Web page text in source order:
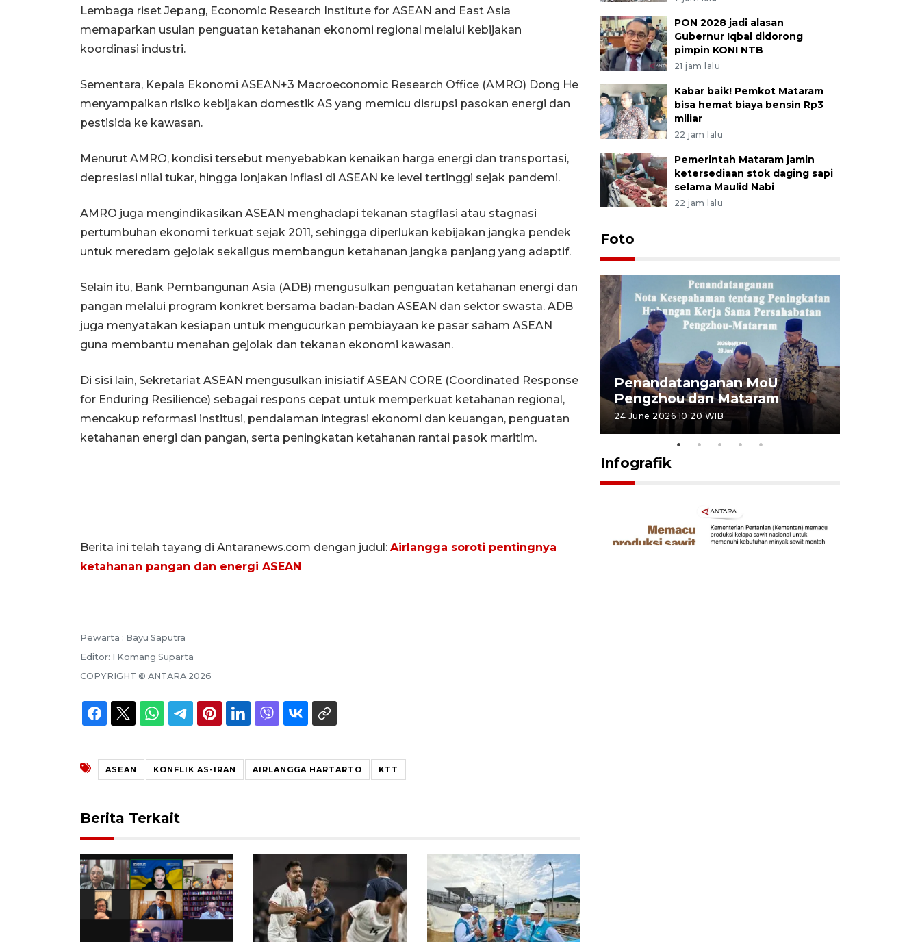
Lembaga riset Jepang, Economic Research Institute for ASEAN and East Asia
memaparkan usulan penguatan ketahanan ekonomi regional melalui kebijakan
koordinasi industri.
Sementara, Kepala Ekonomi ASEAN+3 Macroeconomic Research Office (AMRO) Dong He
menyampaikan risiko kebijakan domestik AS yang memicu disrupsi pasokan energi dan
pestisida ke kawasan.
Menurut AMRO, kondisi tersebut menyebabkan kenaikan harga energi dan transportasi,
depresiasi nilai tukar, hingga lonjakan inflasi di ASEAN ke level tertinggi sejak pandemi.
AMRO juga mengindikasikan ASEAN menghadapi tekanan stagflasi atau stagnasi
pertumbuhan ekonomi terkuat sejak 2011, sehingga diperlukan kebijakan jangka pendek
untuk meredam gejolak sekaligus membangun ketahanan jangka panjang yang adaptif.
Selain itu, Bank Pembangunan Asia (ADB) mengusulkan penguatan ketahanan energi dan
pangan melalui program konkret bersama badan-badan ASEAN dan sektor swasta. ADB
juga menyatakan kesiapan untuk mengucurkan pembiayaan ke pasar saham ASEAN
guna membantu menahan gejolak dan tekanan ekonomi kawasan.
Di sisi lain, Sekretariat ASEAN mengusulkan inisiatif ASEAN CORE (Coordinated Response
for Enduring Resilience) sebagai respons cepat untuk memperkuat ketahanan regional,
mencakup reformasi institusi, pendalaman integrasi ekonomi dan keuangan, penguatan
ketahanan energi dan pangan, serta peningkatan ketahanan rantai pasok maritim.
Berita ini telah tayang di Antaranews.com dengan judul: Airlangga soroti pentingnya
ketahanan pangan dan energi ASEAN
Pewarta : Bayu Saputra
Editor: I Komang Suparta
COPYRIGHT © ANTARA 2026
ASEAN KONFLIK AS-IRAN AIRLANGGA HARTARTO KTT
Berita Terkait
PON 2028 jadi alasan
Gubernur Iqbal didorong
pimpin KONI NTB
21 jam lalu
Kabar baik! Pemkot Mataram
bisa hemat biaya bensin Rp3
miliar
22 jam lalu
Pemerintah Mataram jamin
ketersediaan stok daging sapi
selama Maulid Nabi
22 jam lalu
Foto
Sidang putusan terdakwa
pembunuhan Brigadir Nurhadi
10 March 2026 12:55 WIB
Penandatanganan MoU
Pengzhou dan Mataram
24 June 2026 10:20 WIB
Infografik
SPHP jaga harga beras